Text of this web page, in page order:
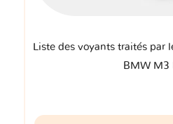
Liste des voyants traités par
BMW M3